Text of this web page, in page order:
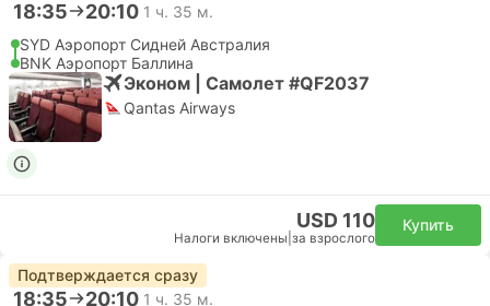
18:35 20:10 1 ч. 35 м.
SYD Аэропорт Сидней Австралия
BNK Аэропорт Баллина
Эконом | Самолет #QF2037
Qantas Airways
USD 110
Налоги включены за взрослого
Купить
Подтверждается сразу
18:35 20:10 1 ч. 35 м.